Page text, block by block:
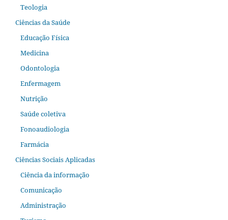
Teologia
Ciências da Saúde
Educação Física
Medicina
Odontologia
Enfermagem
Nutrição
Saúde coletiva
Fonoaudiologia
Farmácia
Ciências Sociais Aplicadas
Ciência da informação
Comunicação
Administração